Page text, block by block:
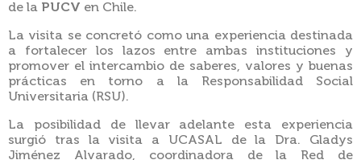
de la PUCV en Chile.
La visita se concretó como una experiencia destinada
a fortalecer los lazos entre ambas instituciones y
promover el intercambio de saberes, valores y buenas
prácticas en torno a la Responsabilidad Social
Universitaria (RSU).
La posibilidad de llevar adelante esta experiencia
surgió tras la visita a UCASAL de la Dra. Gladys
Jiménez Alvarado, coordinadora de la Red de